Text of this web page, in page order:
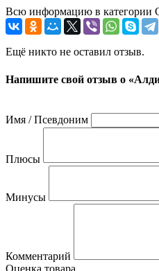
Всю информацию в категории
Ещё никто не оставил отзыв.
Напишите свой отзыв о
Имя / Псевдоним
Плюсы
Минусы
Комментарий
Оценка товара